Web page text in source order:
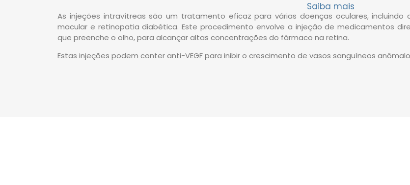
Saiba mais
As injeções intravítreas são um tratamento eficaz para várias doenças oculares,
macular e retinopatia diabética. Este procedimento envolve a injeção de medicamentos
que preenche o olho, para alcançar altas concentrações do fármaco na retina.
Estas injeções podem conter anti-VEGF para inibir o crescimento de vasos sanguíneos